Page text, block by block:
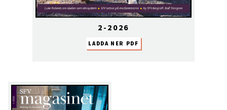
2-2026
LADDA NER PDF